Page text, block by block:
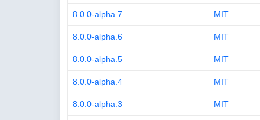
8.0.0-alpha.7 MIT
8.0.0-alpha.6 MIT
8.0.0-alpha.5 MIT
8.0.0-alpha.4 MIT
8.0.0-alpha.3 MIT